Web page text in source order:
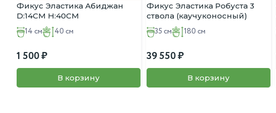
Фикус Эластика Абиджан
D:14СМ H:40СМ
14 см 40 см
1 500
В корзину
Фикус Эластика Робуста 3
ствола (каучуконосный)
D:35СМ H:180СМ
35 см 180 см
39 550
В корзину